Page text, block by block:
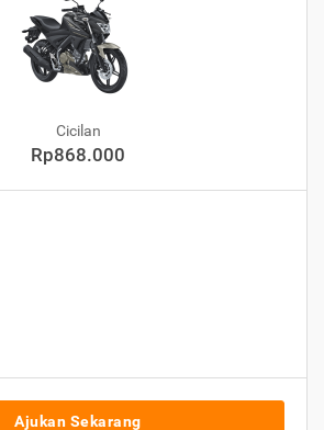
Cicilan
Rp868.000
Ajukan Sekarang